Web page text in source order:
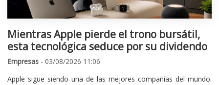
Mientras Apple pierde el trono bursátil,
esta tecnológica seduce por su dividendo
Empresas - 03/08/2026 11:06
Apple sigue siendo una de las mejores compañías del mundo.